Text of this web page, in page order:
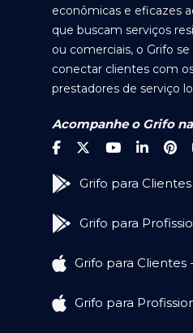
econômicas e eficazes
que buscam serviços
ou comerciais, o Grifo
conectar clientes com
prestadores de serviço
Acompanhe o Grifo
Grifo para
Grifo para
Grifo para Clientes
Grifo para